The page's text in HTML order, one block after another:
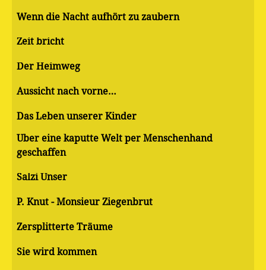
Wenn die Nacht aufhört zu zaubern
Zeit bricht
Der Heimweg
Aussicht nach vorne…
Das Leben unserer Kinder
Über eine kaputte Welt per Menschenhand
geschaffen
Salzi Unser
P. Knut - Monsieur Ziegenbrut
Zersplitterte Träume
Sie wird kommen